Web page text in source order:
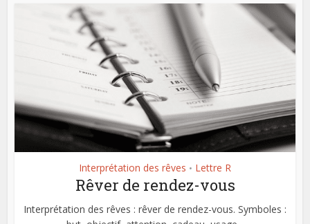
Interprétation des rêves • Lettre R
Rêver de rendez-vous
Interprétation des rêves : rêver de rendez-vous. Symboles :